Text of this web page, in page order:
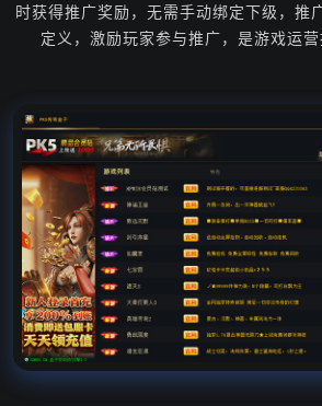
时获得推广奖励，无需手动绑定下级，推
定义，激励玩家参与推广，是游戏运营